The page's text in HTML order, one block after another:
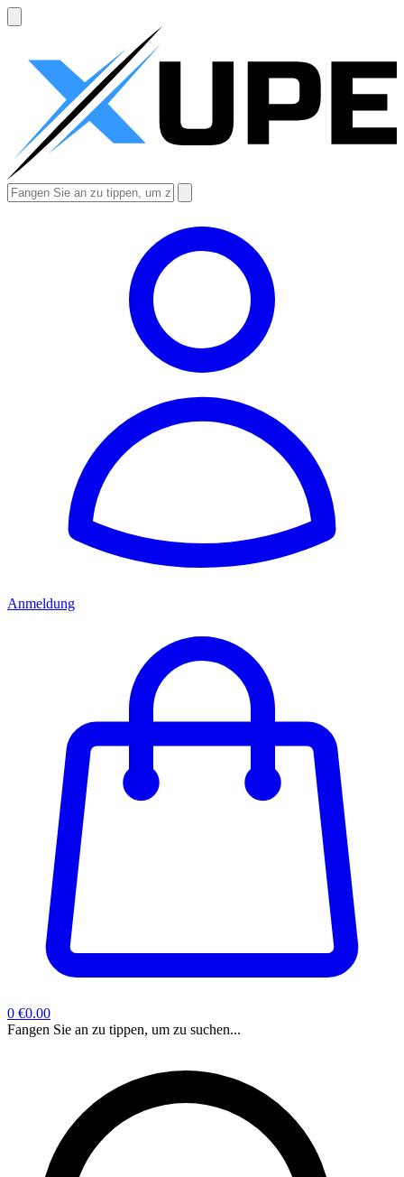
Anmeldung
0 €0.00
Fangen Sie an zu tippen, um zu suchen...